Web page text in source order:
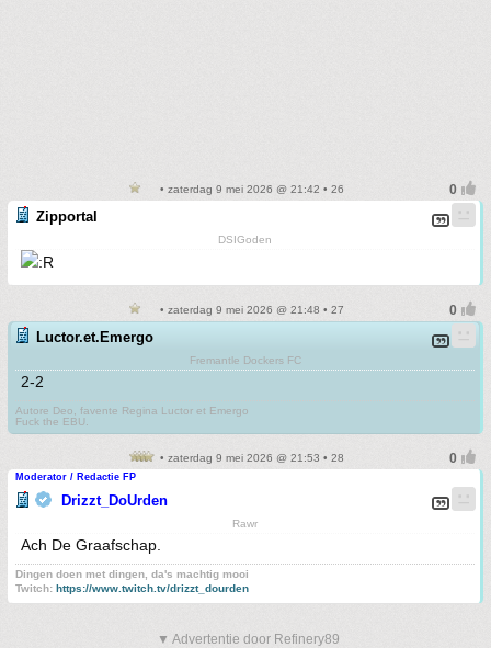
• zaterdag 9 mei 2026 @ 21:42 • 26
Zipportal
DSIGoden
• zaterdag 9 mei 2026 @ 21:48 • 27
Luctor.et.Emergo
Fremantle Dockers FC
2-2
Autore Deo, favente Regina Luctor et Emergo
Fuck the EBU.
• zaterdag 9 mei 2026 @ 21:53 • 28
Moderator / Redactie FP
Drizzt_DoUrden
Rawr
Ach De Graafschap.
Dingen doen met dingen, da's machtig mooi
Twitch: https://www.twitch.tv/drizzt_dourden
▼ Advertentie door Refinery89